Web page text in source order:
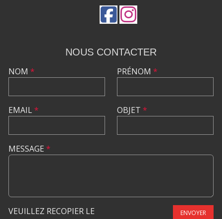
NOUS CONTACTER
NOM *
EMAIL*
PRÉNOM *
OBJET *
MESSAGE *
VEUILLEZ RECOPIER LE
ENVOYER